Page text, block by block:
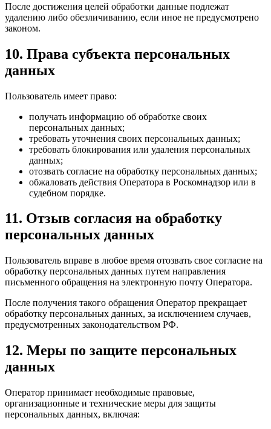
После достижения целей обработки данные подлежат
удалению либо обезличиванию, если иное не предусмотрено
законом.
10. Права субъекта персональных
данных
Пользователь имеет право:
получать информацию об обработке своих
персональных данных;
требовать уточнения своих персональных данных;
требовать блокирования или удаления персональных
данных;
отозвать согласие на обработку персональных данных;
обжаловать действия Оператора в Роскомнадзор или в
судебном порядке.
11. Отзыв согласия на обработку
персональных данных
Пользователь вправе в любое время отозвать свое согласие на
обработку персональных данных путем направления
письменного обращения на электронную почту Оператора.
После получения такого обращения Оператор прекращает
обработку персональных данных, за исключением случаев,
предусмотренных законодательством РФ.
12. Меры по защите персональных
данных
Оператор принимает необходимые правовые,
организационные и технические меры для защиты
персональных данных, включая: